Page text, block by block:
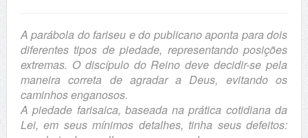
A parábola do fariseu e do publicano aponta para dois
diferentes tipos de piedade, representando posições
extremas. O discípulo do Reino deve decidir-se pela
maneira correta de agradar a Deus, evitando os
caminhos enganosos.
A piedade farisaica, baseada na prática cotidiana da
Lei, em seus mínimos detalhes, tinha seus defeitos: